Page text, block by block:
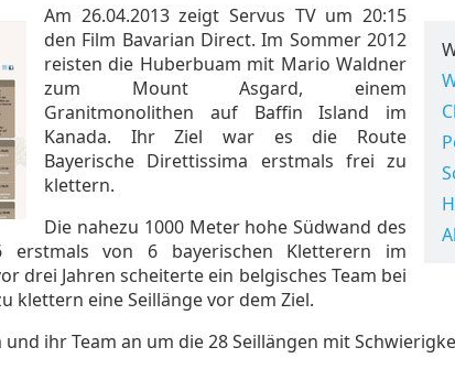
Am 26.04.2013 zeigt Servus TV um 20:15
den Film Bavarian Direct. Im Sommer 2012
reisten die Huberbuam mit Mario Waldner
zum Mount Asgard, einem
Granitmonolithen auf Baffin Island im
Kanada. Ihr Ziel war es die Route
Bayerische Direttissima erstmals frei zu
klettern.
Die nahezu 1000 Meter hohe Südwand des
erstmals von 6 bayerischen Kletterern im
drei Jahren scheiterte ein belgisches Team bei
klettern eine Seillänge vor dem Ziel.
ihr Team an um die 28 Seillängen mit